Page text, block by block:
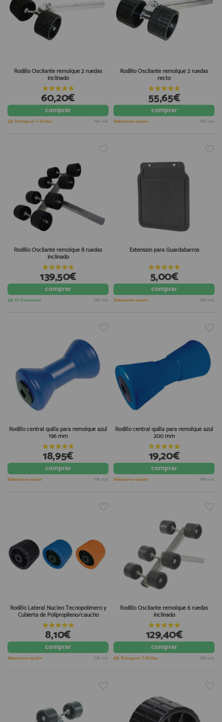
Rodillo Oscilante remolque 2 ruedas
inclinado
60,20€
comprar
Entrega en 7-10 días IVA incl.
Rodillo Oscilante remolque 2 ruedas
recto
55,65€
comprar
Seleccionar opción IVA incl.
Rodillo Oscilante remolque 8 ruedas
inclinado
139,50€
comprar
En Existencias IVA incl.
Extension para Guardabarros
5,00€
comprar
Seleccionar opción IVA incl.
Rodillo central quilla para remolque azul
196 mm
18,95€
comprar
Seleccionar opción IVA incl.
Rodillo central quilla para remolque azul
200 mm
19,20€
comprar
Seleccionar opción IVA incl.
Rodillo Lateral Nucleo Tecnopolimero y
Cubierta de Polipropileno/caucho
8,10€
comprar
Seleccionar opción IVA incl.
Rodillo Oscilante remolque 6 ruedas
inclinado
129,40€
comprar
Entrega en 7-10 días IVA incl.